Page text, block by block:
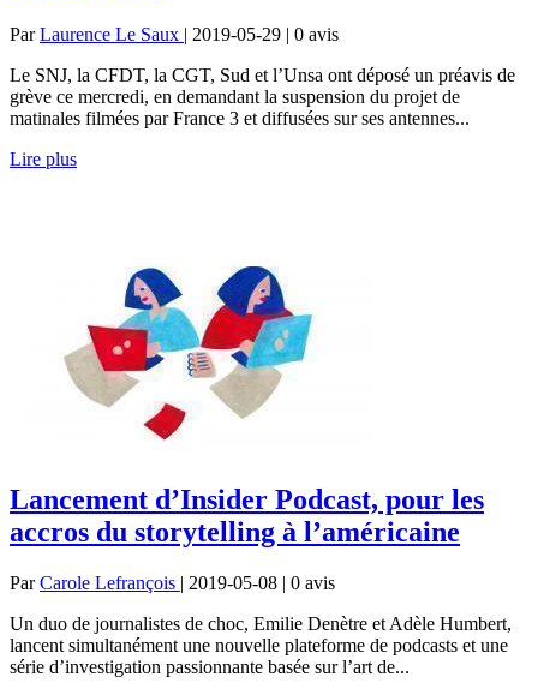
ParLaurence Le Saux | 2019-05-29 | 0 avis
Le SNJ, la CFDT, la CGT, Sud et l’Unsa ont déposé un préavis de
grève ce mercredi, en demandant la suspension du projet de
matinales filmées par France 3 et diffusées sur ses antennes...
Lire plus
Lancement d’Insider Podcast, pour les
accros du storytelling à l’américaine
ParCarole Lefrançois | 2019-05-08 | 0 avis
Un duo de journalistes de choc, Emilie Denètre et Adèle Humbert,
lancent simultanément une nouvelle plateforme de podcasts et une
série d’investigation passionnante basée sur l’art de...